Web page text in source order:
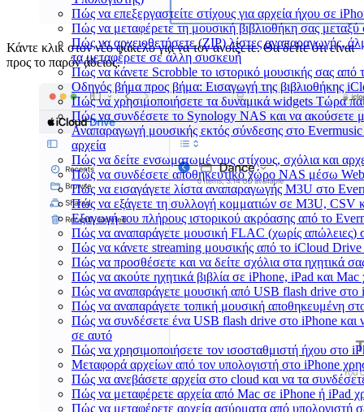
Πώς να επεξεργαστείτε στίχους για αρχεία ήχου σε
Πώς να μεταφέρετε τη μουσική βιβλιοθήκη σας
Πώς να αρχειοθετήσετε (ZIP) λίστες αναπαραγωγής,
τα μεταφέρετε σε άλλη συσκευή
Πώς να κάνετε Scrobble το ιστορικό μουσικής σας
Οδηγός βήμα προς βήμα: Εισαγωγή της βιβλιοθήκης
Πώς να χρησιμοποιήσετε τα δυναμικά widgets Τώρα
Πώς να συνδέσετε το Synology NAS και να ακούσετε
Αναπαραγωγή μουσικής εκτός σύνδεσης στο
αρχεία
Πώς να δείτε ενσωματωμένους στίχους, σχόλια και
Πώς να συνδέσετε αποθηκευτικό χώρο NAS μέσω
Πώς να εισαγάγετε λίστα αναπαραγωγής M3U στο
Πώς να εξάγετε τη συλλογή κομματιών σε M3U,
Εξαγωγή του πλήρους ιστορικού ακρόασης από το
Πώς να αναπαράγετε μουσική FLAC (χωρίς απώλειες)
Πώς να κάνετε streaming μουσικής από το iCloud
Πώς να προσθέσετε και να δείτε σχόλια στα ηχητικά
Πώς να ακούτε ηχητικά βιβλία σε iPhone, iPad και
Πώς να αναπαράγετε μουσική από USB flash drive στο
Πώς να αναπαράγετε τοπική μουσική αποθηκευμένη
Πώς να συνδέσετε ένα USB flash drive στο iPhone και
σε αυτό
Πώς να χρησιμοποιήσετε τον ισοσταθμιστή ήχου στο
Μεταφορά αρχείων από τον υπολογιστή στο iPhone
Πώς να ανεβάσετε αρχεία στο cloud και να τα
Πώς να μεταφέρετε αρχεία από Mac σε iPhone ή iPad
Πώς να μεταφέρετε αρχεία ασύρματα από υπολογιστή
Κάντε κλικ στον νέο φάκελο για να τον ανοίξετε. Θα δείτε ότι είναι
προς το παρόν άδειος.